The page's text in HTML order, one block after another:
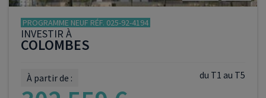
PROGRAMME NEUF RÉF. 025-92-4194
INVESTIR À
COLOMBES
du T1 au T5
À partir de :